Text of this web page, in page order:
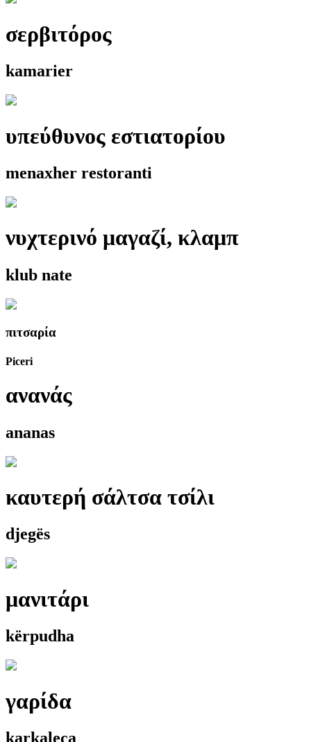
σερβιτόρος
kamarier
υπεύθυνος εστιατορίου
menaxher restoranti
νυχτερινό μαγαζί, κλαμπ
klub nate
πιτσαρία
Piceri
ανανάς
ananas
καυτερή σάλτσα τσίλι
djegës
μανιτάρι
kërpudha
γαρίδα
karkaleca